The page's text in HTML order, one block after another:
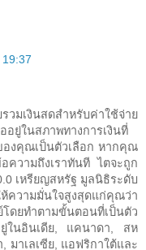
มเงินสดสำหรับค่าใช้จ่าย
ยู่ในสภาพทางการเงินที่
องคุณเป็นตัวเลือก หากคุณ
ความถึงเราทันที ไตจะถูก
เหรียญสหรัฐ มูลนิธิระดับ
ความมั่นใจสูงสุดแก่คุณว่า
ดยทำตามขั้นตอนที่เป็นตัว
ยู่ในอินเดีย, แคนาดา, สห
มาเลเซีย, แอฟริกาใต้และ